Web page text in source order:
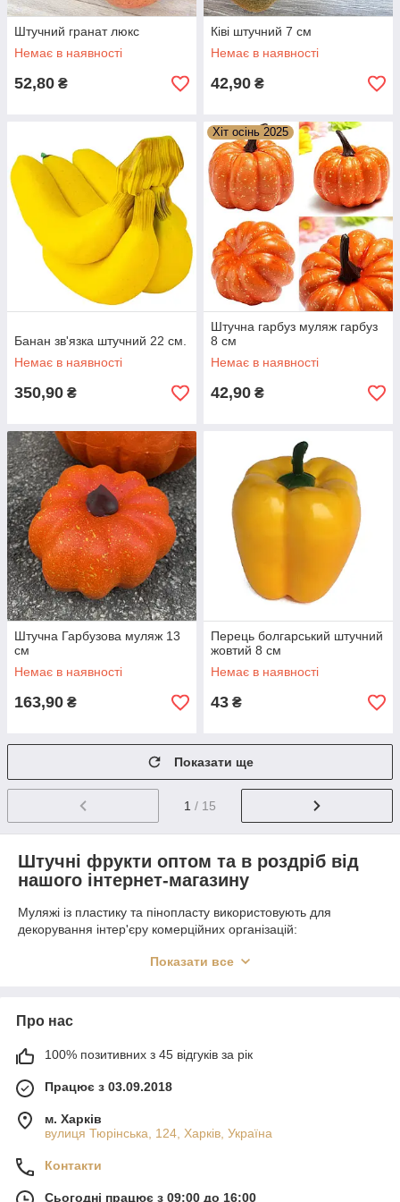
Штучний гранат люкс
Немає в наявності
52,80 ₴
Ківі штучний 7 см
Немає в наявності
42,90 ₴
Банан зв'язка штучний 22 см.
Немає в наявності
350,90 ₴
Хіт осінь 2025
Штучна гарбуз муляж гарбуз
8 см
Немає в наявності
42,90 ₴
Штучна Гарбузова муляж 13
см
Немає в наявності
163,90 ₴
Перець болгарський штучний
жовтий 8 см
Немає в наявності
43 ₴
Показати ще
1 / 15
Штучні фрукти оптом та в роздріб від
нашого інтернет-магазину
Муляжі із пластику та пінопласту використовують для
декорування інтер'єру комерційних організацій:
для прикраси внутрішніх приміщень барів, кафе та
Для організацій та підприємств оптимальний варіант –
частину фінансів. Великі груші та апельсини, мандарини,
перчики, капуста, кукурудза, зв'язки цибулі та часнику, дрібні
горіхи, яблука та гриби ідеально підходять для складання
унікальних композицій та топіаріїв
Показати все
Про нас
100% позитивних з 45 відгуків за рік
Працює з 03.09.2018
м. Харків
вулиця Тюрінська, 124, Харків, Україна
Контакти
Сьогодні працює з 09:00 до 16:00